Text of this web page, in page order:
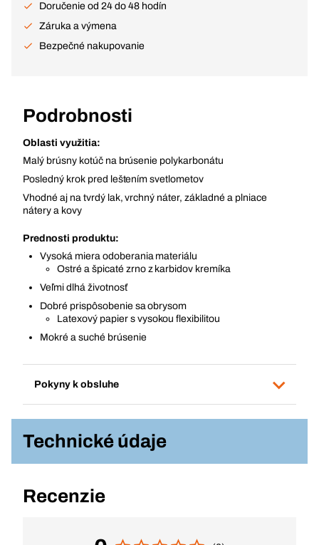
Doručenie od 24 do 48 hodín
Záruka a výmena
Bezpečné nakupovanie
Podrobnosti
Oblasti využitia:
Malý brúsny kotúč na brúsenie polykarbonátu
Posledný krok pred leštením svetlometov
Vhodné aj na tvrdý lak, vrchný náter, základné a plniace
nátery a kovy
Prednosti produktu:
Vysoká miera odoberania materiálu
Ostré a špicaté zrno z karbidov kremíka
Veľmi dlhá životnosť
Dobré prispôsobenie sa obrysom
Latexový papier s vysokou flexibilitou
Mokré a suché brúsenie
Pokyny k obsluhe
Technické údaje
Recenzie